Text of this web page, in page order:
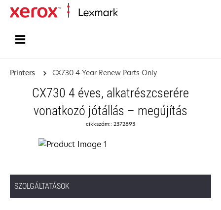
Printers CX730 4-Year Renew Parts Only
CX730 4 éves, alkatrészcserére
vonatkozó jótállás – megújítás
cikkszám:: 2372893
SZOLGÁLTATÁSOK